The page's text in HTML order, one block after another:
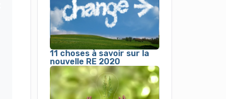
11 choses à savoir sur la
nouvelle RE 2020